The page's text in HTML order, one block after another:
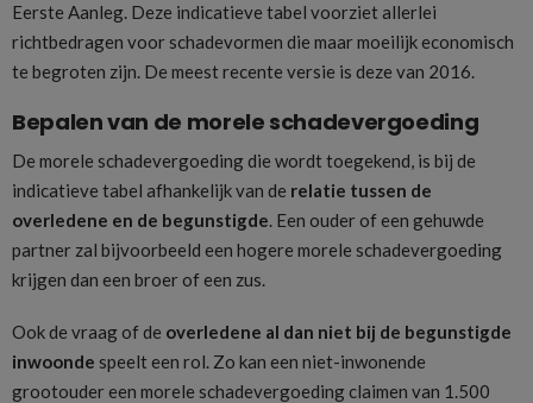
Eerste Aanleg. Deze indicatieve tabel voorziet allerlei
richtbedragen voor schadevormen die maar moeilijk economisch
te begroten zijn. De meest recente versie is deze van 2016.
Bepalen van de morele schadevergoeding
De morele schadevergoeding die wordt toegekend, is bij de
indicatieve tabel afhankelijk van de relatie tussen de
overledene en de begunstigde. Een ouder of een gehuwde
partner zal bijvoorbeeld een hogere morele schadevergoeding
krijgen dan een broer of een zus.
Ook de vraag of de overledene al dan niet bij de begunstigde
inwoonde speelt een rol. Zo kan een niet-inwonende
grootouder een morele schadevergoeding claimen van 1.500